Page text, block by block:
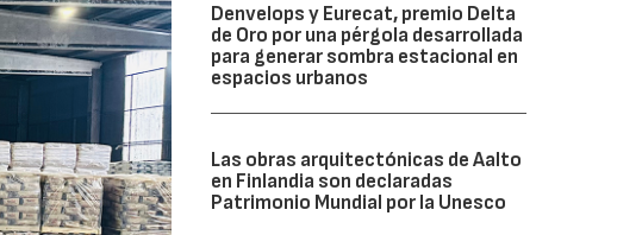
Denvelops y Eurecat, premio Delta
de Oro por una pérgola desarrollada
para generar sombra estacional en
espacios urbanos
Las obras arquitectónicas de Aalto
en Finlandia son declaradas
Patrimonio Mundial por la Unesco